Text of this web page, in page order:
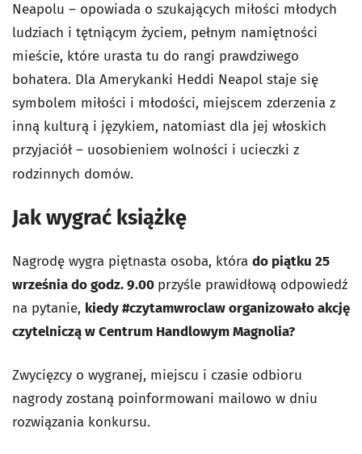
Neapolu – opowiada o szukających miłości młodych
ludziach i tętniącym życiem, pełnym namiętności
mieście, które urasta tu do rangi prawdziwego
bohatera. Dla Amerykanki Heddi Neapol staje się
symbolem miłości i młodości, miejscem zderzenia z
inną kulturą i językiem, natomiast dla jej włoskich
przyjaciół – uosobieniem wolności i ucieczki z
rodzinnych domów.
Jak wygrać książkę
Nagrodę wygra piętnasta osoba, która do piątku 25
września do godz. 9.00 przyśle prawidłową odpowiedź
na pytanie, kiedy #czytamwroclaw organizowało akcję
czytelniczą w Centrum Handlowym Magnolia?
Zwycięzcy o wygranej, miejscu i czasie odbioru
nagrody zostaną poinformowani mailowo w dniu
rozwiązania konkursu.